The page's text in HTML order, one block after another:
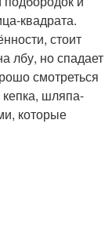
квадрата.
стоит
лбу, но спадает
смотреться
кепка, шляпа-
которые